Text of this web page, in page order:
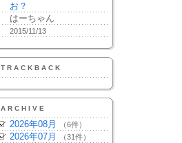
お？
はーちゃん
2015/11/13
TRACKBACK
ARCHIVE
2026年08月 （6件）
2026年07月 （31件）